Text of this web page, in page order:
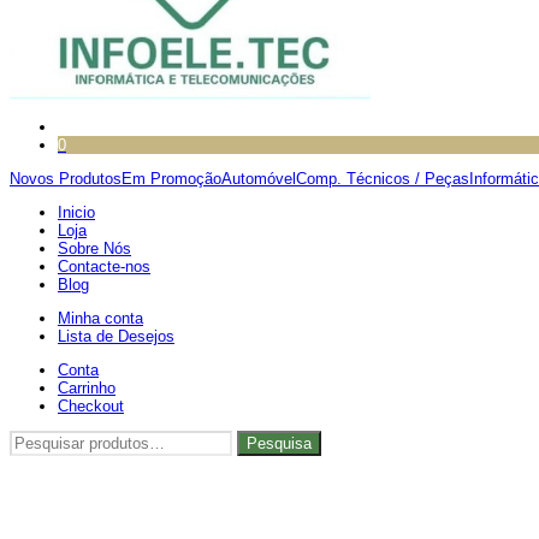
0
Novos Produtos Em PromoçãoAutomóvel Comp. Técnicos / Peças
Inicio
Loja
Sobre Nós
Contacte-nos
Blog
Minha conta
Lista de Desejos
Conta
Carrinho
Checkout
Pesquisar
por:
Pesquisa